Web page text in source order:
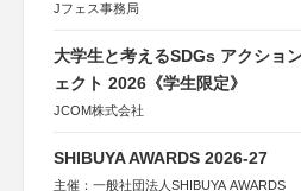
Jフェス事務局
大学生と考えるSDGs アクショ
ェクト 2026《学生限定》
JCOM株式会社
SHIBUYA AWARDS 2026-27
主催：一般社団法人SHIBUYA AWARDS